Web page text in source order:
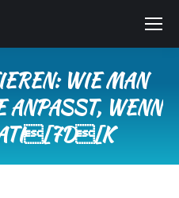
WIE MAN
ANPASST, WENN